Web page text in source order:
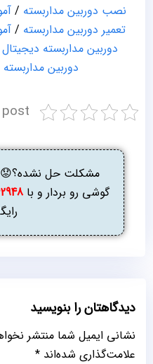
نصب دوربین مداربسته /
تعمیر دوربین مداربسته /
دوربین مداربسته دیجیتال
دوربین مداربسته
مشکلت حل
گوشی رو بردار و با
دیدگاهتان را بنویسید
نشانی ایمیل شما منتشر
علامت‌گذاری شده‌اند *